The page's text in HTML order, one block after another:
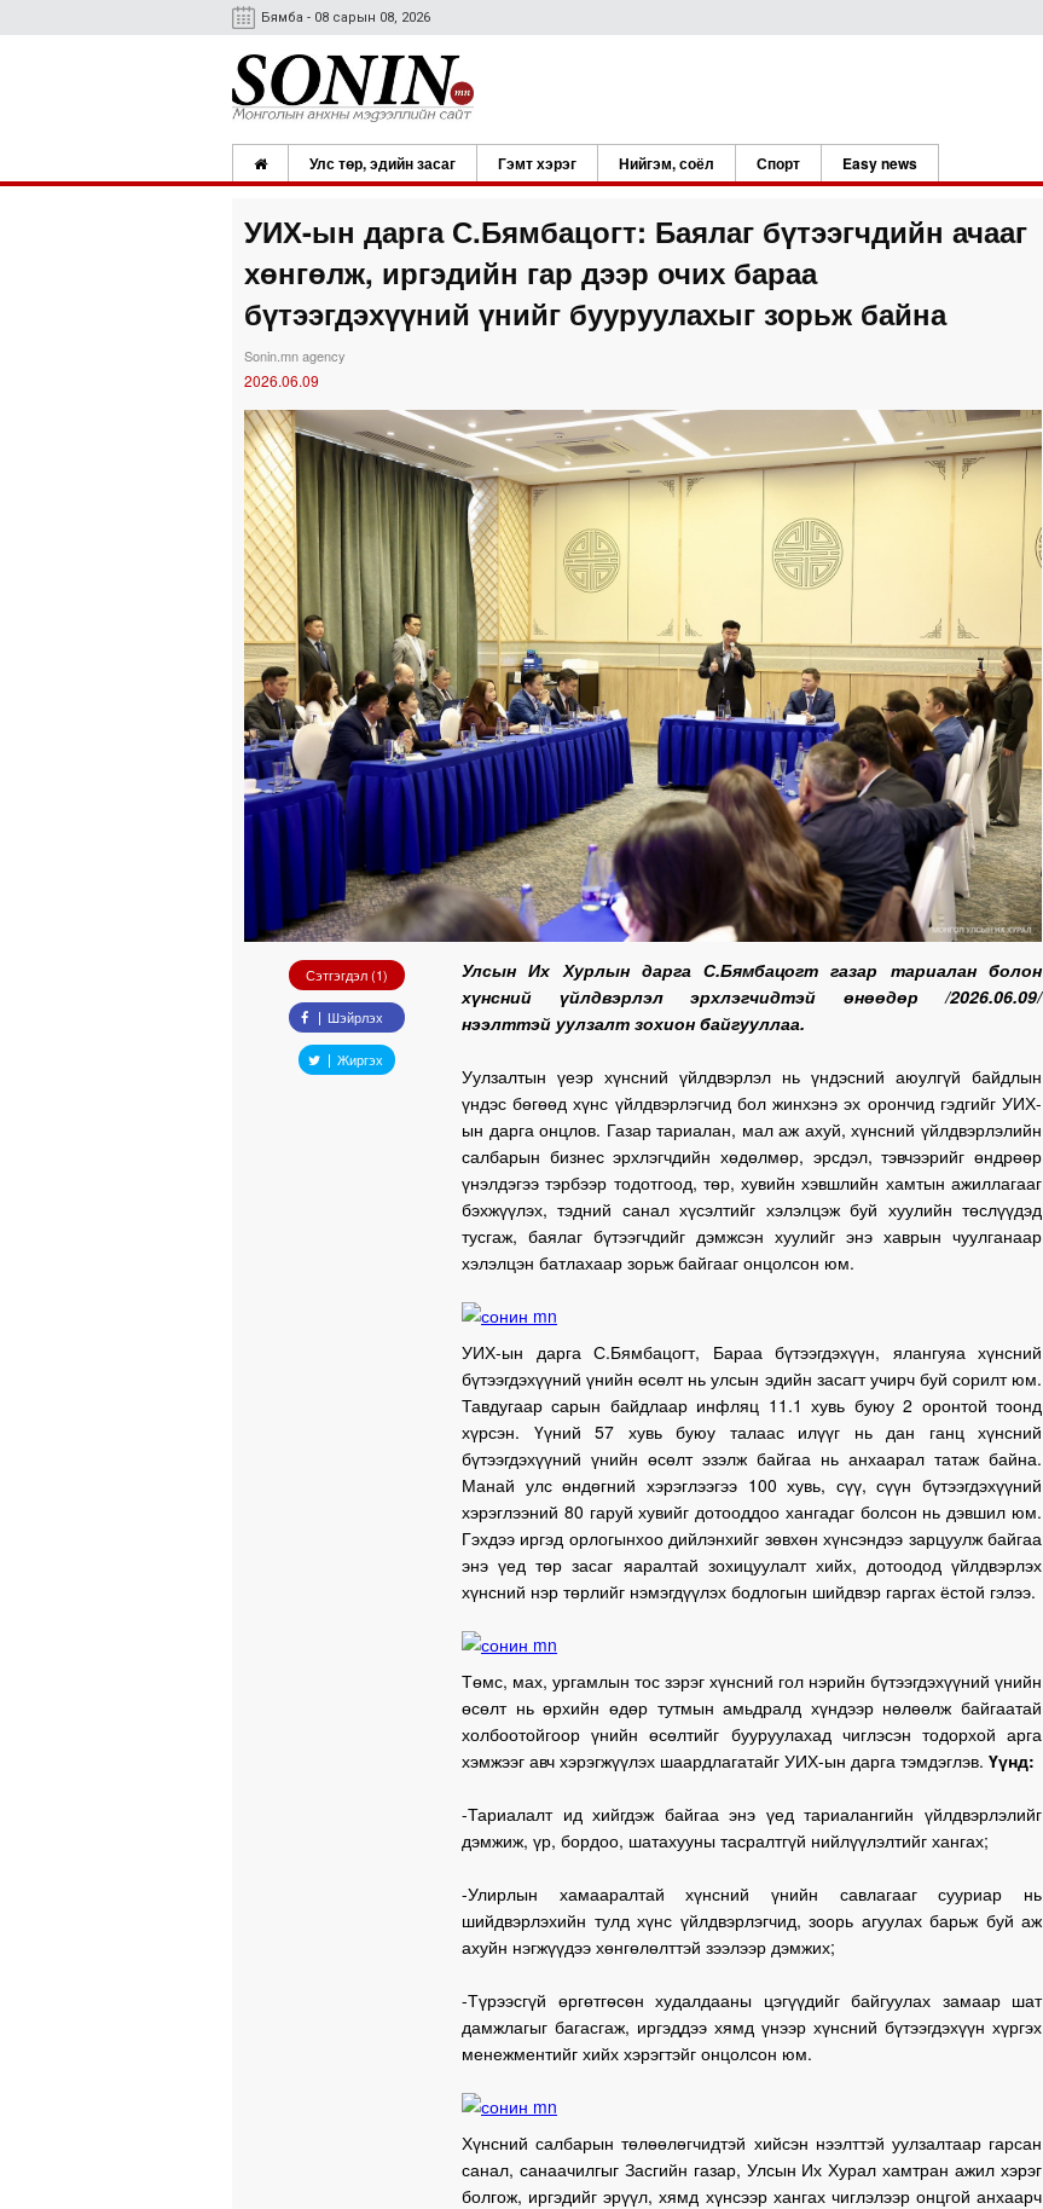
Бямба - 08 сарын 08, 2026
Улс төр, эдийн засаг Гэмт хэрэг Нийгэм, соёл Спорт Easy news
УИХ-ын дарга С.Бямбацогт: Баялаг бүтээгчдийн ачааг
хөнгөлж, иргэдийн гар дээр очих бараа
бүтээгдэхүүний үнийг бууруулахыг зорьж байна
Sonin.mn agency
2026.06.09
Сэтгэгдэл (1)
Шэйрлэх
Жиргэх
Улсын Их Хурлын дарга С.Бямбацогт газар тариалан болон
хүнсний үйлдвэрлэл эрхлэгчидтэй өнөөдөр /2026.06.09/
нээлттэй уулзалт зохион байгууллаа.
Уулзалтын үеэр хүнсний үйлдвэрлэл нь үндэсний аюулгүй байдлын
үндэс бөгөөд хүнс үйлдвэрлэгчид бол жинхэнэ эх орончид гэдгийг УИХ-
ын дарга онцлов. Газар тариалан, мал аж ахуй, хүнсний үйлдвэрлэлийн
салбарын бизнес эрхлэгчдийн хөдөлмөр, эрсдэл, тэвчээрийг өндрөөр
үнэлдэгээ тэрбээр тодотгоод, төр, хувийн хэвшлийн хамтын ажиллагааг
бэхжүүлэх, тэдний санал хүсэлтийг хэлэлцэж буй хуулийн төслүүдэд
тусгаж, баялаг бүтээгчдийг дэмжсэн хуулийг энэ хаврын чуулганаар
хэлэлцэн батлахаар зорьж байгааг онцолсон юм.
УИХ-ын дарга С.Бямбацогт, Бараа бүтээгдэхүүн, ялангуяа хүнсний
бүтээгдэхүүний үнийн өсөлт нь улсын эдийн засагт учирч буй сорилт юм.
Тавдугаар сарын байдлаар инфляц 11.1 хувь буюу 2 оронтой тоонд
хүрсэн. Үүний 57 хувь буюу талаас илүүг нь дан ганц хүнсний
бүтээгдэхүүний үнийн өсөлт эзэлж байгаа нь анхаарал татаж байна.
Манай улс өндөгний хэрэглээгээ 100 хувь, сүү, сүүн бүтээгдэхүүний
хэрэглээний 80 гаруй хувийг дотооддоо хангадаг болсон нь дэвшил юм.
Гэхдээ иргэд орлогынхоо дийлэнхийг зөвхөн хүнсэндээ зарцуулж байгаа
энэ үед төр засаг яаралтай зохицуулалт хийх, дотоодод үйлдвэрлэх
хүнсний нэр төрлийг нэмэгдүүлэх бодлогын шийдвэр гаргах ёстой гэлээ.
Төмс, мах, ургамлын тос зэрэг хүнсний гол нэрийн бүтээгдэхүүний үнийн
өсөлт нь өрхийн өдөр тутмын амьдралд хүндээр нөлөөлж байгаатай
холбоотойгоор үнийн өсөлтийг бууруулахад чиглэсэн тодорхой арга
хэмжээг авч хэрэгжүүлэх шаардлагатайг УИХ-ын дарга тэмдэглэв. Үүнд:
-Тариалалт ид хийгдэж байгаа энэ үед тариалангийн үйлдвэрлэлийг
дэмжиж, үр, бордоо, шатахууны тасралтгүй нийлүүлэлтийг хангах;
-Улирлын хамааралтай хүнсний үнийн савлагааг сууриар нь
шийдвэрлэхийн тулд хүнс үйлдвэрлэгчид, зоорь агуулах барьж буй аж
ахуйн нэгжүүдээ хөнгөлөлттэй зээлээр дэмжих;
-Түрээсгүй өргөтгөсөн худалдааны цэгүүдийг байгуулах замаар шат
дамжлагыг багасгаж, иргэддээ хямд үнээр хүнсний бүтээгдэхүүн хүргэх
менежментийг хийх хэрэгтэйг онцолсон юм.
Хүнсний салбарын төлөөлөгчидтэй хийсэн нээлттэй уулзалтаар гарсан
санал, санаачилгыг Засгийн газар, Улсын Их Хурал хамтран ажил хэрэг
болгож, иргэдийг эрүүл, хямд хүнсээр хангах чиглэлээр онцгой анхаарч